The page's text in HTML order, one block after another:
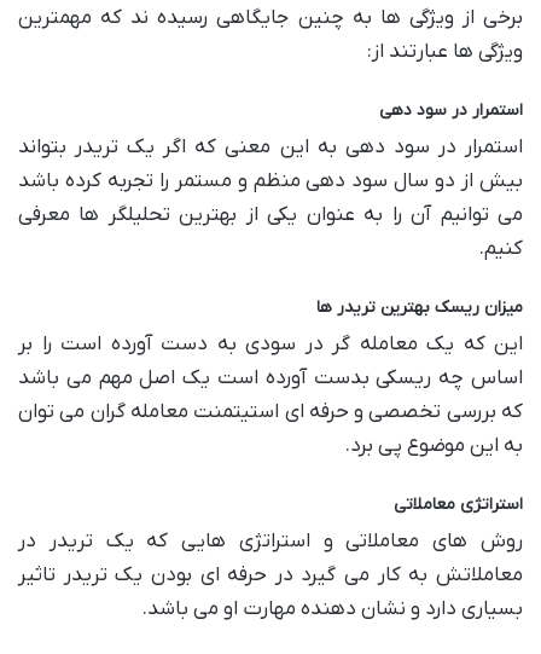
برخی از ویژگی ها به چنین جایگاهی رسیده ند که مهمترین
ویژگی ها عبارتند از:
استمرار در سود دهی
استمرار در سود دهی به این معنی که اگر یک تریدر بتواند
بیش از دو سال سود دهی منظم و مستمر را تجربه کرده باشد
می ‌توانیم آن را به عنوان یکی از بهترین تحلیلگر ها معرفی
کنیم.
میزان ریسک بهترین تریدر ها
این که یک معامله گر در سودی به دست آورده است را بر
اساس چه ریسکی بدست آورده است یک اصل مهم می باشد
که بررسی تخصصی و حرفه‌ ای استیتمنت معامله ‌گران می توان
به این موضوع پی برد.
استراتژی معاملاتی
روش های معاملاتی و استراتژی هایی که یک تریدر در
معاملاتش به کار می گیرد در حرفه ای بودن یک تریدر تاثیر
بسیاری دارد و نشان دهنده مهارت او می باشد.